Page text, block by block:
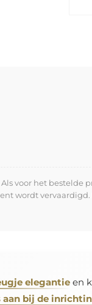
voor het
wordt
elegantieen
bij de